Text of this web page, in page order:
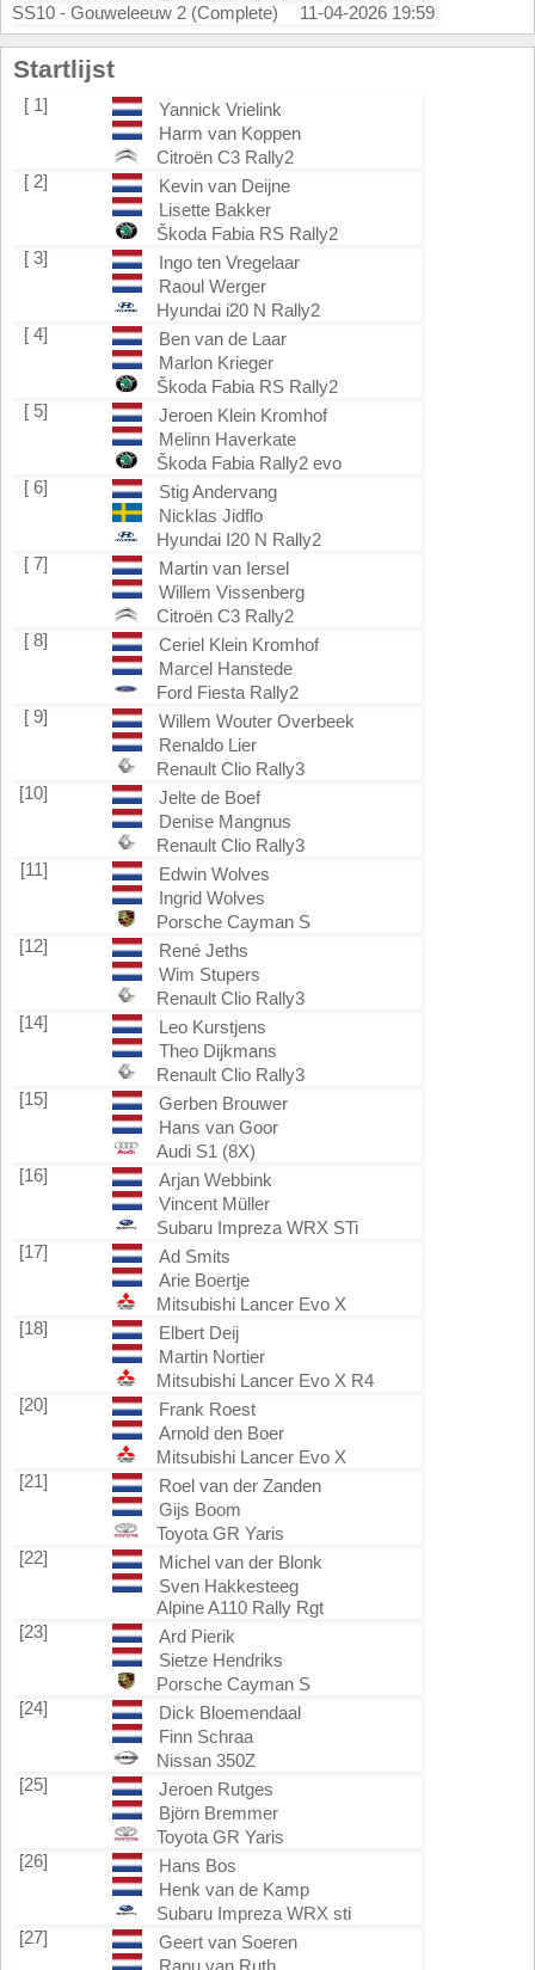
SS10 - Gouweleeuw 2 (Complete)
11-04-2026 19:59
Startlijst
[ 1]
Yannick Vrielink
Harm van Koppen
Citroën C3 Rally2
[ 2]
Kevin van Deijne
Lisette Bakker
Škoda Fabia RS Rally2
[ 3]
Ingo ten Vregelaar
Raoul Werger
Hyundai i20 N Rally2
[ 4]
Ben van de Laar
Marlon Krieger
Škoda Fabia RS Rally2
[ 5]
Jeroen Klein Kromhof
Melinn Haverkate
Škoda Fabia Rally2 evo
[ 6]
Stig Andervang
Nicklas Jidflo
Hyundai I20 N Rally2
[ 7]
Martin van Iersel
Willem Vissenberg
Citroën C3 Rally2
[ 8]
Ceriel Klein Kromhof
Marcel Hanstede
Ford Fiesta Rally2
[ 9]
Willem Wouter Overbeek
Renaldo Lier
Renault Clio Rally3
[10]
Jelte de Boef
Denise Mangnus
Renault Clio Rally3
[11]
Edwin Wolves
Ingrid Wolves
Porsche Cayman S
[12]
René Jeths
Wim Stupers
Renault Clio Rally3
[14]
Leo Kurstjens
Theo Dijkmans
Renault Clio Rally3
[15]
Gerben Brouwer
Hans van Goor
Audi S1 (8X)
[16]
Arjan Webbink
Vincent Müller
Subaru Impreza WRX STi
[17]
Ad Smits
Arie Boertje
Mitsubishi Lancer Evo X
[18]
Elbert Deij
Martin Nortier
Mitsubishi Lancer Evo X R4
[20]
Frank Roest
Arnold den Boer
Mitsubishi Lancer Evo X
[21]
Roel van der Zanden
Gijs Boom
Toyota GR Yaris
[22]
Michel van der Blonk
Sven Hakkesteeg
Alpine A110 Rally Rgt
[23]
Ard Pierik
Sietze Hendriks
Porsche Cayman S
[24]
Dick Bloemendaal
Finn Schraa
Nissan 350Z
[25]
Jeroen Rutges
Björn Bremmer
Toyota GR Yaris
[26]
Hans Bos
Henk van de Kamp
Subaru Impreza WRX sti
[27]
Geert van Soeren
Ranu van Ruth